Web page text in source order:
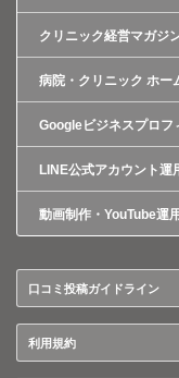
クリニック経営マガジ
病院・クリニック ホー
Googleビジネスプロフ
LINE公式アカウント運
動画制作・YouTube運
口コミ投稿ガイドライン
利用規約